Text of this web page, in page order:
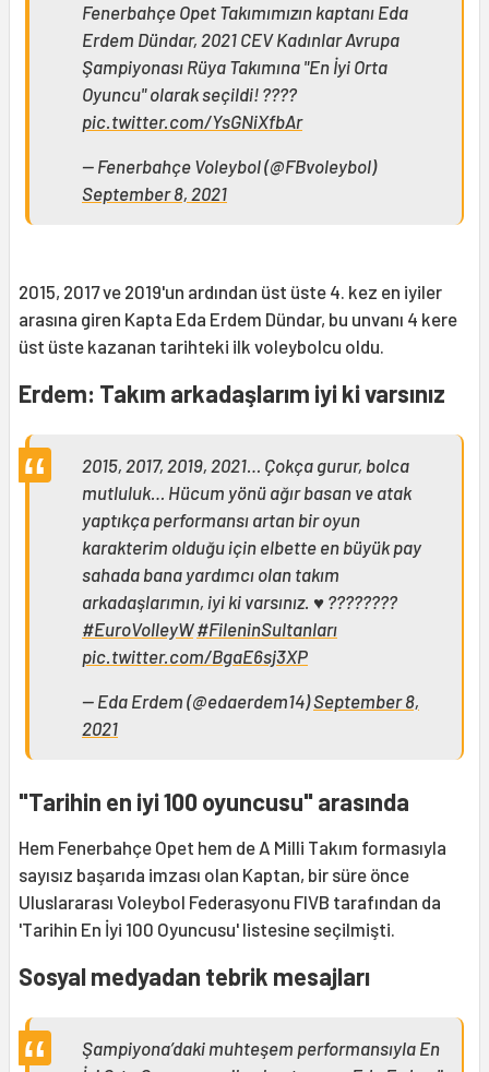
Fenerbahçe Opet Takımımızın kaptanı Eda
Erdem Dündar, 2021 CEV Kadınlar Avrupa
Şampiyonası Rüya Takımına "En İyi Orta
Oyuncu" olarak seçildi! ????
pic.twitter.com/YsGNiXfbAr
— Fenerbahçe Voleybol (@FBvoleybol)
September 8, 2021
2015, 2017 ve 2019'un ardından üst üste 4. kez en iyiler
arasına giren Kapta Eda Erdem Dündar, bu unvanı 4 kere
üst üste kazanan tarihteki ilk voleybolcu oldu.
Erdem: Takım arkadaşlarım iyi ki varsınız
2015, 2017, 2019, 2021… Çokça gurur, bolca
mutluluk… Hücum yönü ağır basan ve atak
yaptıkça performansı artan bir oyun
karakterim olduğu için elbette en büyük pay
sahada bana yardımcı olan takım
arkadaşlarımın, iyi ki varsınız. ♥️ ????????
#EuroVolleyW #FileninSultanları
pic.twitter.com/BgaE6sj3XP
— Eda Erdem (@edaerdem14)September 8,
2021
"Tarihin en iyi 100 oyuncusu" arasında
Hem Fenerbahçe Opet hem de A Milli Takım formasıyla
sayısız başarıda imzası olan Kaptan, bir süre önce
Uluslararası Voleybol Federasyonu FIVB tarafından da
'Tarihin En İyi 100 Oyuncusu' listesine seçilmişti.
Sosyal medyadan tebrik mesajları
Şampiyona’daki muhteşem performansıyla En